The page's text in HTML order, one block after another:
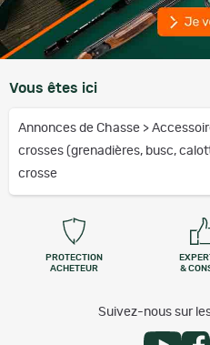
Vous êtes ici
Annonces de Chasse >
crosses (grenadières, busc,
crosse
PROTECTION
ACHETEUR
&
Suivez-nous sur